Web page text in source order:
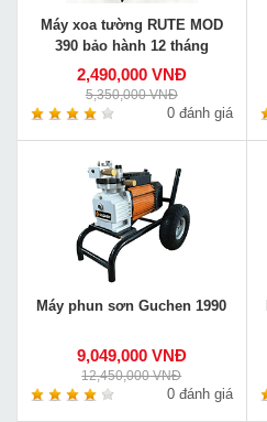
Máy xoa tường RUTE MOD
390 bảo hành 12 tháng
2,490,000 VNĐ
5,350,000 VNĐ
0 đánh giá
Máy phun sơn Guchen 1990
9,049,000 VNĐ
12,450,000 VNĐ
0 đánh giá